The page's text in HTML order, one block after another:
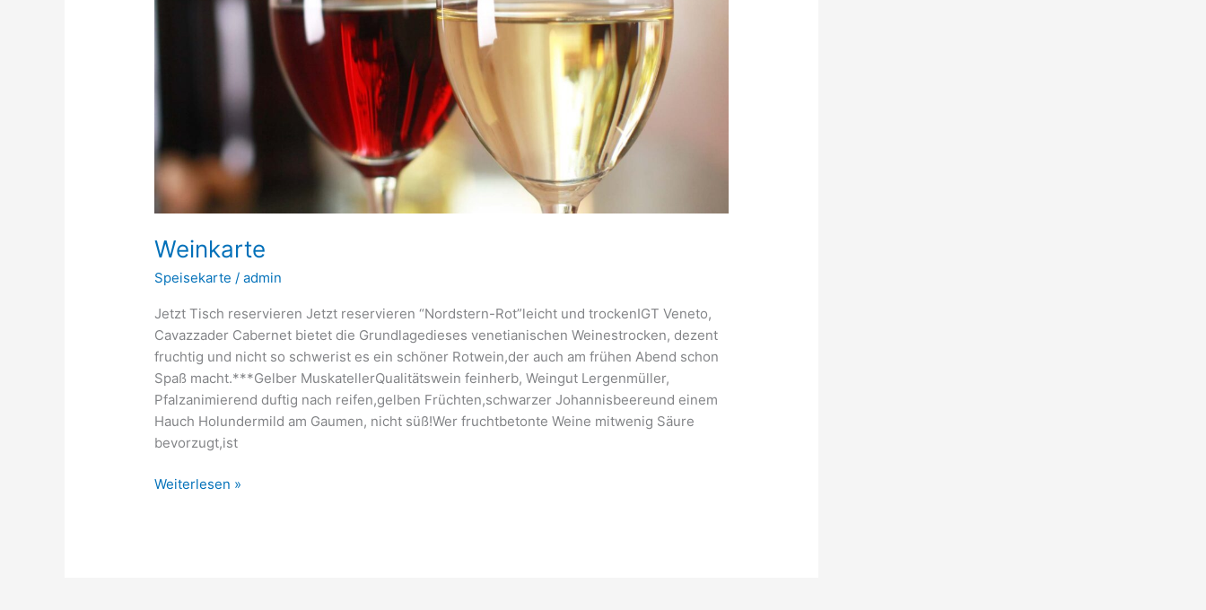
Weinkarte
Speisekarte /admin
Jetzt Tisch reservieren Jetzt reservieren “Nordstern-Rot”leicht und trockenIGT Veneto,
Cavazzader Cabernet bietet die Grundlagedieses venetianischen Weinestrocken, dezent
fruchtig und nicht so schwerist es ein schöner Rotwein,der auch am frühen Abend schon
Spaß macht.***Gelber MuskatellerQualitätswein feinherb, Weingut Lergenmüller,
Pfalzanimierend duftig nach reifen,gelben Früchten,schwarzer Johannisbeereund einem
Hauch Holundermild am Gaumen, nicht süß!Wer fruchtbetonte Weine mitwenig Säure
bevorzugt,ist
Weiterlesen »